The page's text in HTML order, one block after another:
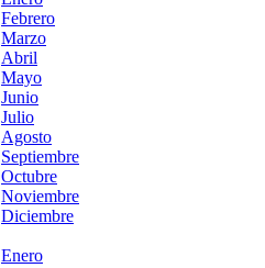
Febrero
Marzo
Abril
Mayo
Junio
Julio
Agosto
Septiembre
Octubre
Noviembre
Diciembre
Enero